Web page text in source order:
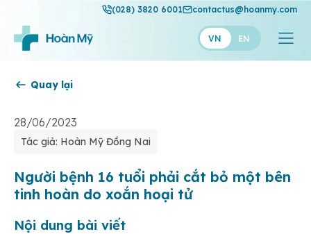
(028) 3820 6001 contactus@hoanmy.com
VN EN
Hạnh Phúc
Thuận Mỹ
Quay lại
28/06/2023
Tác giả: Hoàn Mỹ Đồng Nai
Người bệnh 16 tuổi phải cắt bỏ một bên
tinh hoàn do xoắn hoại tử
Nội dung bài viết